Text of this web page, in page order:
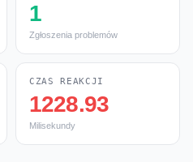
1
Zgłoszenia problemów
CZAS REAKCJI
1228.93
Milisekundy